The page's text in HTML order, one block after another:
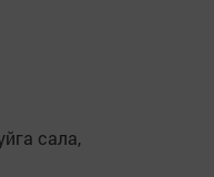
сала,